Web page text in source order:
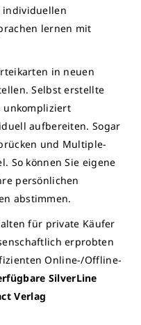
individuellen
lernen mit
in neuen
Selbst erstellte
unkompliziert
aufbereiten. Sogar
und Multiple-
So können Sie eigene
persönlichen
abstimmen.
für private Käufer
erprobten
Online-/Offline-
SilverLine
Verlag